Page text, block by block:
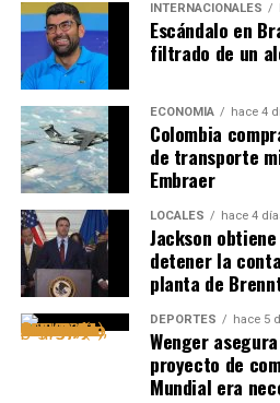
INTERNACIONALES
Escándalo en
filtrado de un
ECONOMÍA hace 4
Colombia
de transporte
Embraer
LOCALES hace 4
Jackson
detener la
planta de
DEPORTES hace 5
Wenger
proyecto de
Mundial era